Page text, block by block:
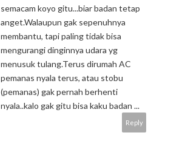
semacam koyo gitu...biar badan tetap
anget.Walaupun gak sepenuhnya
membantu, tapi paling tidak bisa
mengurangi dinginnya udara yg
menusuk tulang.Terus dirumah AC
pemanas nyala terus, atau stobu
(pemanas) gak pernah berhenti
nyala..kalo gak gitu bisa kaku badan ...
Reply